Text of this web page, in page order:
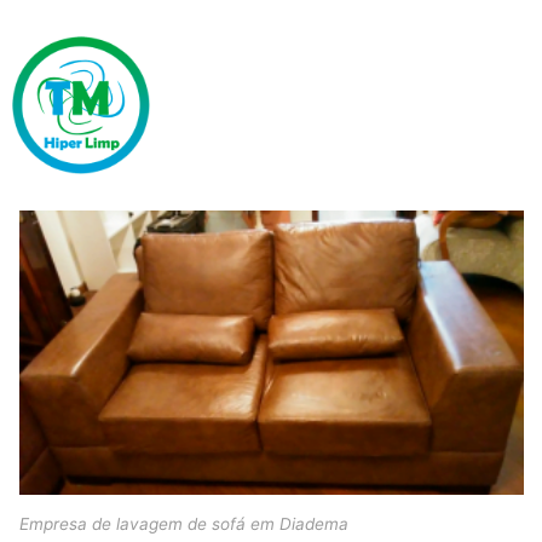
Empresa de lavagem de sofá em Diadema